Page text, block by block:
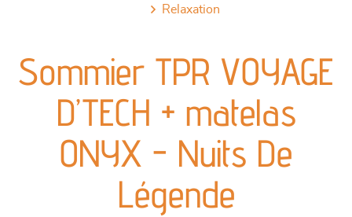
séjours
meubles de complément
chambres et dressing
relaxation
Sommier TPR VOYAGE
D’TECH + matelas
ONYX - Nuits De
Légende